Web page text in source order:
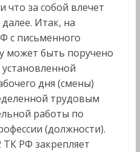
за собой влечет
Итак, на
с письменного
может быть поручено
дня (смены)
трудовым
работы по
(должности).
ТК РФ закрепляет